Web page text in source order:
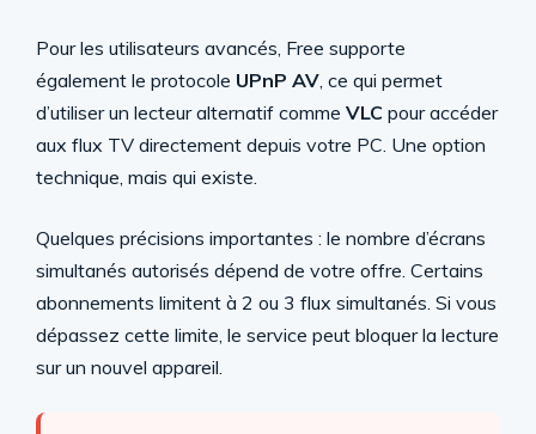
Pour les utilisateurs avancés, Free supporte
également le protocole UPnP AV, ce qui permet
d’utiliser un lecteur alternatif comme VLC pour accéder
aux flux TV directement depuis votre PC. Une option
technique, mais qui existe.
Quelques précisions importantes : le nombre d’écrans
simultanés autorisés dépend de votre offre. Certains
abonnements limitent à 2 ou 3 flux simultanés. Si vous
dépassez cette limite, le service peut bloquer la lecture
sur un nouvel appareil.